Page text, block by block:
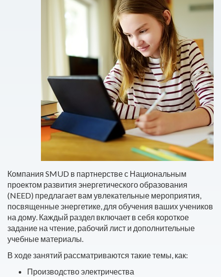
Компания SMUD в партнерстве с Национальным
проектом развития энергетического образования
(NEED) предлагает вам увлекательные мероприятия,
посвященные энергетике, для обучения ваших учеников
на дому. Каждый раздел включает в себя короткое
задание на чтение, рабочий лист и дополнительные
учебные материалы.
В ходе занятий рассматриваются такие темы, как:
Производство электричества